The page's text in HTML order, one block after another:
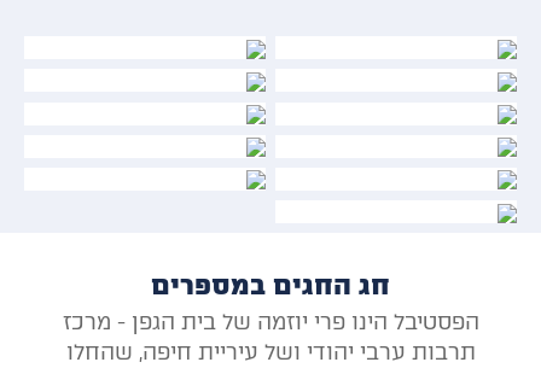
חג החגים במספרים
הפסטיבל הינו פרי יוזמה של בית הגפן - מרכז
תרבות ערבי יהודי ושל עיריית חיפה, שהחלו